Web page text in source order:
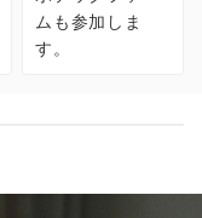
ムも参加しま
す。